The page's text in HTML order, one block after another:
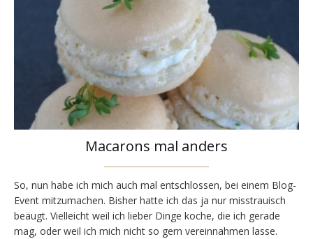
Macarons mal anders
So, nun habe ich mich auch mal entschlossen, bei einem Blog-
Event mitzumachen. Bisher hatte ich das ja nur misstrauisch
beäugt. Vielleicht weil ich lieber Dinge koche, die ich gerade
mag, oder weil ich mich nicht so gern vereinnahmen lasse.